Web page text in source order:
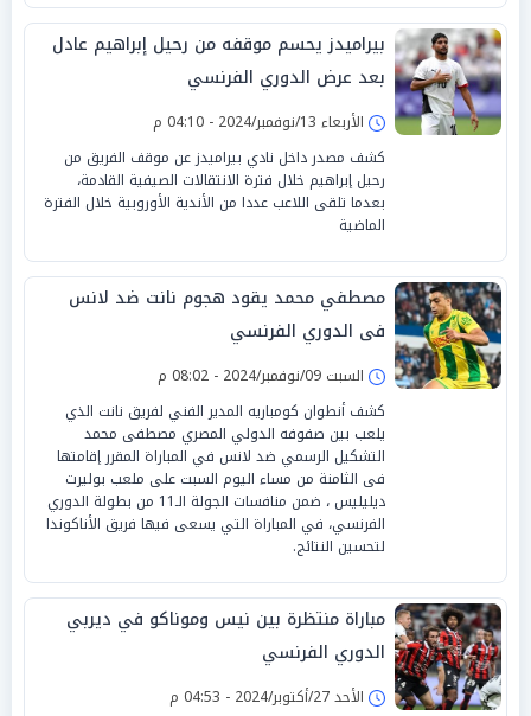
بيراميدز يحسم موقفه من رحيل إبراهيم عادل
بعد عرض الدوري الفرنسي
الأربعاء 13/نوفمبر/2024 - 04:10 م
كشف مصدر داخل نادي بيراميدز عن موقف الفريق من
رحيل إبراهيم خلال فترة الانتقالات الصيفية القادمة،
بعدما تلقى اللاعب عددا من الأندية الأوروبية خلال الفترة
الماضية
مصطفي محمد يقود هجوم نانت ضد لانس
فى الدوري الفرنسي
السبت 09/نوفمبر/2024 - 08:02 م
كشف أنطوان كومباريه المدير الفني لفريق نانت الذي
يلعب بين صفوفه الدولي المصري مصطفى محمد
التشكيل الرسمي ضد لانس في المباراة المقرر إقامتها
فى الثامنة من مساء اليوم السبت على ملعب بوليرت
ديليليس ، ضمن منافسات الجولة الـ11 من بطولة الدوري
الفرنسي، في المباراة التي يسعى فيها فريق الأناكوندا
لتحسين النتائج.
مباراة منتظرة بين نيس وموناكو في ديربي
الدوري الفرنسي
الأحد 27/أكتوبر/2024 - 04:53 م